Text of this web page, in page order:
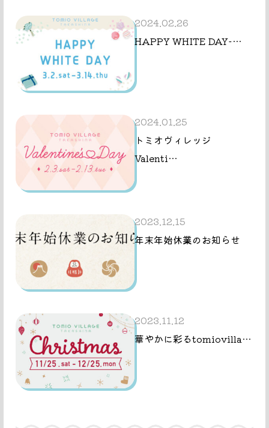
2024.02.26
HAPPY WHITE DAY-…
2024.01.25
トミオヴィレッジ
Valenti…
2023.12.15
年末年始休業のお知らせ
2023.11.12
華やかに彩るtomiovilla…